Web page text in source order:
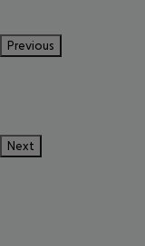
Previous
Next